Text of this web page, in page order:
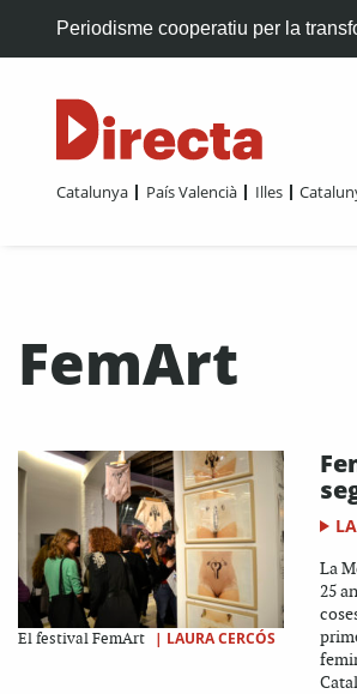
Periodisme cooperatiu per la
Catalunya País Valencià Illes
FemArt
El festival FemArt | LAURA CERCÓS
La
25